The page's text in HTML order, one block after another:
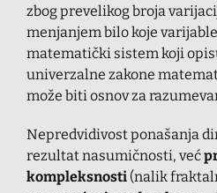
zbog prevelikog broja
menjanjem bilo koje
matematički sistem koji
univerzalne zakone
može biti osnov za
Nepredvidivost ponašanja
rezultat nasumičnosti, već
kompleksnosti (nalik